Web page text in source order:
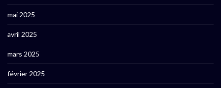
mai 2025
avril 2025
mars 2025
février 2025